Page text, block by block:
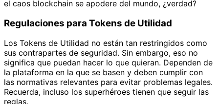
el caos blockchain se apodere del mundo, ¿verdad?
Regulaciones para Tokens de Utilidad
Los Tokens de Utilidad no están tan restringidos como
sus contrapartes de seguridad. Sin embargo, eso no
significa que puedan hacer lo que quieran. Dependen de
la plataforma en la que se basen y deben cumplir con
las normativas relevantes para evitar problemas legales.
Recuerda, incluso los superhéroes tienen que seguir las
reglas.